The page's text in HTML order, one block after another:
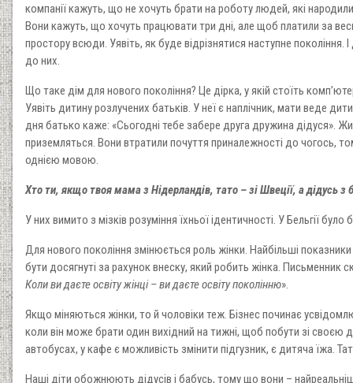
компанії кажуть, що не хочуть брати на роботу людей, які
Вони кажуть, що хочуть працювати три дні, але щоб платили за
простору всюди. Уявіть, як буде відрізнятися наступне
до них.
Що таке дім для нового покоління? Це дірка, у якій стоїть
Уявіть дитину розлучених батьків. У неї є наплічник, мати веде
дня батько каже: «Сьогодні тебе забере друга дружина дідуся».
приземляться. Вони втратили почуття приналежності до чогось,
однією мовою.
Хто ти, якщо твоя мама з Нідерландів, тато – зі Швеції, а дідусь з
У них вимито з мізків розуміння їхньої ідентичності. У Бельгії
Для нового покоління змінюється роль жінки. Найбільші
бути досягнуті за рахунок внеску, який робить жінка. Письменник
Коли ви даєте освіту жінці – ви даєте освіту поколінню».
Якщо міняються жінки, то й чоловіки теж. Бізнес починає
коли він може брати один вихідний на тижні, щоб побути зі своєю
автобусах, у кафе є можливість змінити підгузник, є дитяча їжа.
Наші діти обожнюють дідусів і бабусь, тому що вони –